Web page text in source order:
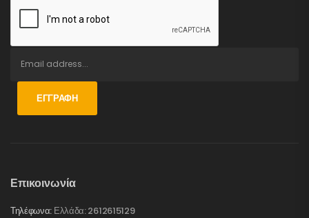
ΕΓΓΡΑΦΉ
Επικοινωνία
Τηλέφωνα: Ελλάδα: 2612615129